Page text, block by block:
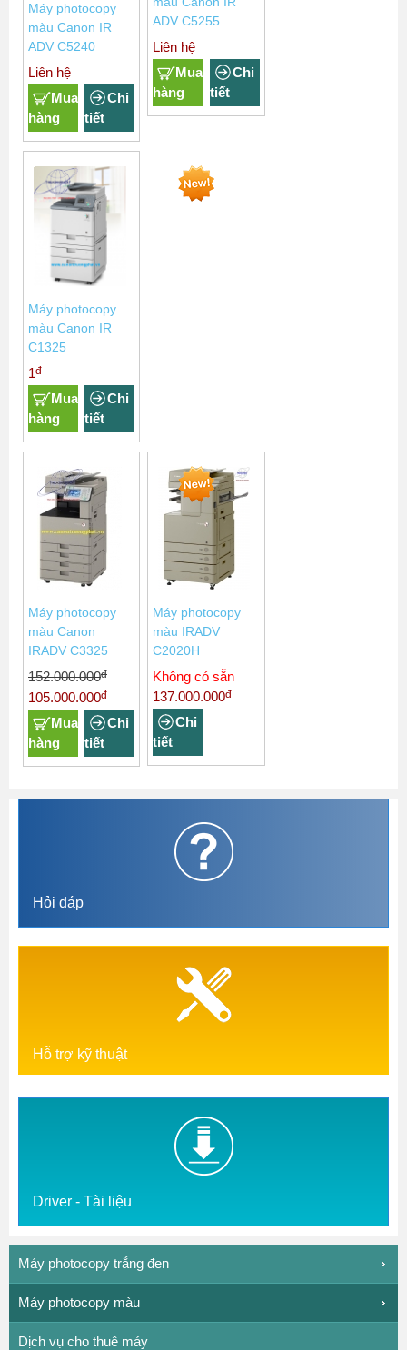
Máy photocopy
màu Canon IR
ADV C5240
Liên hệ
Mua
hàng
Chi
tiết
ADV C5255
Liên hệ
Mua
hàng
Chi
tiết
Máy photocopy
màu Canon IR
C1325
1đ
Mua
hàng
Chi
tiết
Máy photocopy
màu Canon
IRADV C3325
152.000.000đ
105.000.000đ
Mua
hàng
Chi
tiết
Máy photocopy
màu IRADV
C2020H
Không có sẵn
137.000.000đ
Chi
tiết
Hỏi đáp
Hỗ trợ kỹ thuật
Driver - Tài liệu
Máy photocopy trắng đen
Máy photocopy màu
Dịch vụ cho thuê máy